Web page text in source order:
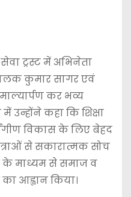
ट्रस्ट में अभिनेता
कुमार सागर एवं
कर भव्य
उन्होंने कहा कि शिक्षा
विकास के लिए बेहद
से सकारात्मक सोच
के माध्यम से समाज व
का आह्वान किया।